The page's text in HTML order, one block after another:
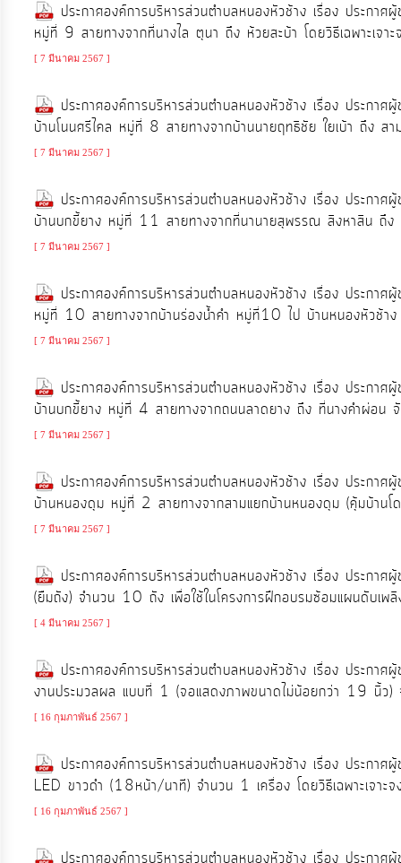
ประกาศองค์การบริหารส่วนตำบลหนองหัวช้าง เรื่อง ประกาศ
หมู่ที่ 9 สายทางจากที่นางไล ตุนา ถึง ห้วยสะบ้า โดยวิธีเฉพาะเจาะ
[ 7 มีนาคม 2567 ]
ประกาศองค์การบริหารส่วนตำบลหนองหัวช้าง เรื่อง ประกาศ
บ้านโนนศรีไคล หมู่ที่ 8 สายทางจากบ้านนายฤทธิชัย ใยเบ้า ถึง สา
[ 7 มีนาคม 2567 ]
ประกาศองค์การบริหารส่วนตำบลหนองหัวช้าง เรื่อง ประกาศ
บ้านบกขี้ยาง หมู่ที่ 11 สายทางจากที่นานายสุพรรณ สิงหาสิน ถึง ถ
[ 7 มีนาคม 2567 ]
ประกาศองค์การบริหารส่วนตำบลหนองหัวช้าง เรื่อง ประกาศ
หมู่ที่ 10 สายทางจากบ้านร่องน้ำคำ หมู่ที่10 ไป บ้านหนองหัวช้าง
[ 7 มีนาคม 2567 ]
ประกาศองค์การบริหารส่วนตำบลหนองหัวช้าง เรื่อง ประกาศ
บ้านบกขี้ยาง หมู่ที่ 4 สายทางจากถนนลาดยาง ถึง ที่นางคำผ่อน จั
[ 7 มีนาคม 2567 ]
ประกาศองค์การบริหารส่วนตำบลหนองหัวช้าง เรื่อง ประกาศ
บ้านหนองดุม หมู่ที่ 2 สายทางจากสามแยกบ้านหนองดุม (คุ้มบ้านโ
[ 7 มีนาคม 2567 ]
ประกาศองค์การบริหารส่วนตำบลหนองหัวช้าง เรื่อง ประกา
(ยืมถัง) จำนวน 10 ถัง เพื่อใช้ในโครงการฝึกอบรมซ้อมแผนดับเพ
[ 4 มีนาคม 2567 ]
ประกาศองค์การบริหารส่วนตำบลหนองหัวช้าง เรื่อง ประกา
งานประมวลผล แบบที่ 1 (จอแสดงภาพขนาดไม่น้อยกว่า 19 นิ้ว)
[ 16 กุมภาพันธ์ 2567 ]
ประกาศองค์การบริหารส่วนตำบลหนองหัวช้าง เรื่อง ประกา
LED ขาวดำ (18หน้า/นาที) จำนวน 1 เครื่อง โดยวิธีเฉพาะเจาะจ
[ 16 กุมภาพันธ์ 2567 ]
ประกาศองค์การบริหารส่วนตำบลหนองหัวช้าง เรื่อง ประกาศ